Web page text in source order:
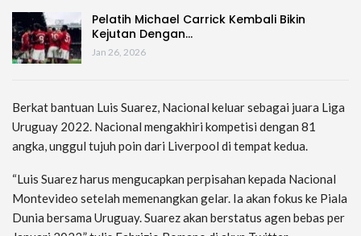
Pelatih Michael Carrick Kembali Bikin
Kejutan Dengan…
Jan 26, 2026
Berkat bantuan Luis Suarez, Nacional keluar sebagai juara Liga
Uruguay 2022. Nacional mengakhiri kompetisi dengan 81
angka, unggul tujuh poin dari Liverpool di tempat kedua.
“Luis Suarez harus mengucapkan perpisahan kepada Nacional
Montevideo setelah memenangkan gelar. Ia akan fokus ke Piala
Dunia bersama Uruguay. Suarez akan berstatus agen bebas per